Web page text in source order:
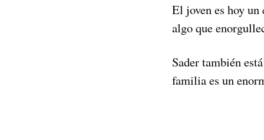
El joven es hoy un
algo que
Sader también
familia es un